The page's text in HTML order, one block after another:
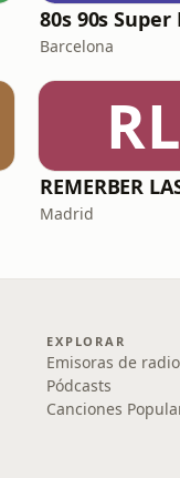
Barcelona
RL
Madrid
EXPLORAR
Emisoras de radio
Pódcasts
Canciones